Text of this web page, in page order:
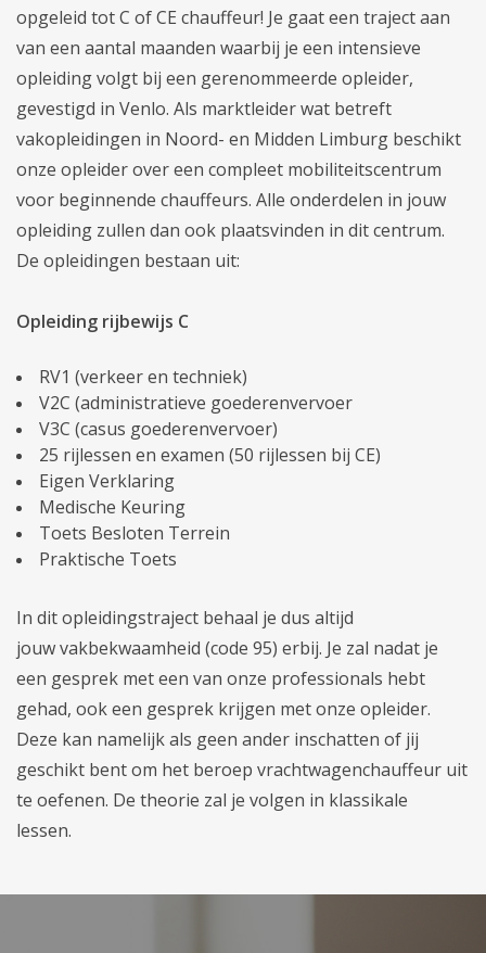
opgeleid tot C of CE chauffeur! Je gaat een traject aan
van een aantal maanden waarbij je een intensieve
opleiding volgt bij een gerenommeerde opleider,
gevestigd in Venlo. Als marktleider wat betreft
vakopleidingen in Noord- en Midden Limburg beschikt
onze opleider over een compleet mobiliteitscentrum
voor beginnende chauffeurs. Alle onderdelen in jouw
opleiding zullen dan ook plaatsvinden in dit centrum.
De opleidingen bestaan uit:
Opleiding rijbewijs C
RV1 (verkeer en techniek)
V2C (administratieve goederenvervoer
V3C (casus goederenvervoer)
25 rijlessen en examen (50 rijlessen bij CE)
Eigen Verklaring
Medische Keuring
Toets Besloten Terrein
Praktische Toets
In dit opleidingstraject behaal je dus altijd
jouw vakbekwaamheid (code 95) erbij. Je zal nadat je
een gesprek met een van onze professionals hebt
gehad, ook een gesprek krijgen met onze opleider.
Deze kan namelijk als geen ander inschatten of jij
geschikt bent om het beroep vrachtwagenchauffeur uit
te oefenen. De theorie zal je volgen in klassikale
lessen.